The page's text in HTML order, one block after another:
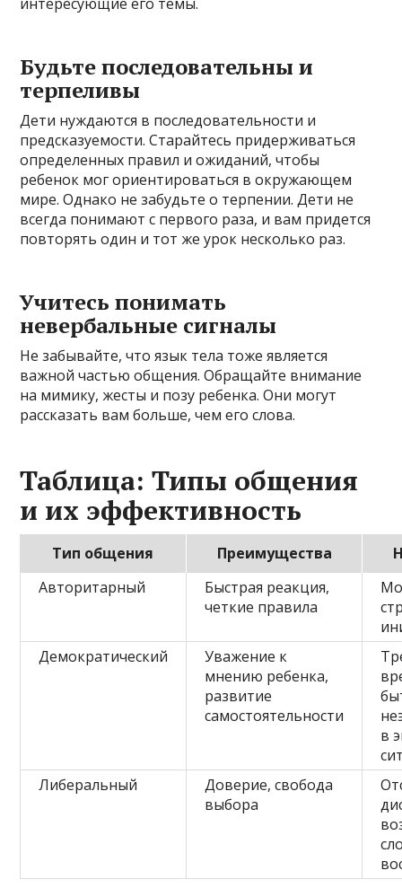
Будьте последовательны и
терпеливы
Дети нуждаются в последовательности и
предсказуемости. Старайтесь придерживаться
определенных правил и ожиданий, чтобы
ребенок мог ориентироваться в окружающем
мире. Однако не забудьте о терпении. Дети не
всегда понимают с первого раза, и вам придется
повторять один и тот же урок несколько раз.
Учитесь понимать
невербальные сигналы
Не забывайте, что язык тела тоже является
важной частью общения. Обращайте внимание
на мимику, жесты и позу ребенка. Они могут
рассказать вам больше, чем его слова.
Таблица: Типы общения
и их эффективность
Тип общения Преимущества
Авторитарный
Быстрая реакция,
четкие правила
Демократический
Уважение к
мнению ребенка,
развитие
самостоятельности
в
Либеральный
Доверие, свобода
выбора